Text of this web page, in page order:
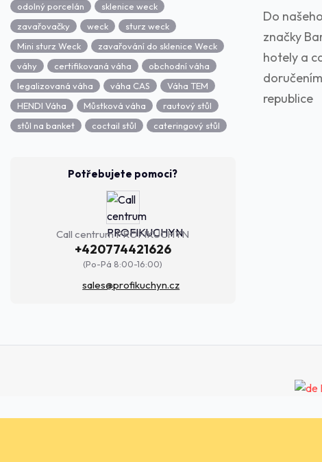
odolný porcelán
sklenice weck
zavařovačky
weck
sturz weck
Mini sturz Weck
zavařování do sklenice Weck
váhy
certifikovaná váha
obchodní váha
legalizovaná váha
váha CAS
Váha TEM
HENDI Váha
Můstková váha
rautový stůl
stůl na banket
coctail stůl cateringový stůl
Potřebujete pomoci?
Call centrum PROFIKUCHYN
+420774421626
(Po-Pá 8:00-16:00)
sales@profikuchyn.cz
Do
značky
hotely a
republice